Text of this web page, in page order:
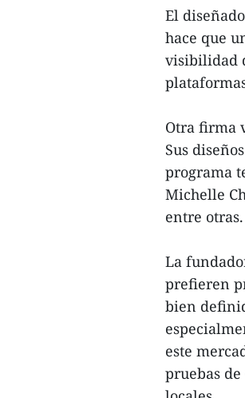
El
hace que
visibilidad
Otra firma
Sus
programa
Michelle
entre otras.
La
prefieren
bien
este
pruebas